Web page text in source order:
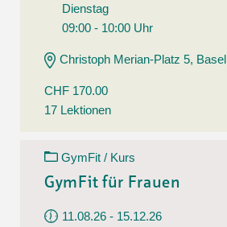
Dienstag
09:00 - 10:00 Uhr
Christoph Merian-Platz 5, Basel
CHF 170.00
17 Lektionen
GymFit / Kurs
GymFit für Frauen
11.08.26 - 15.12.26